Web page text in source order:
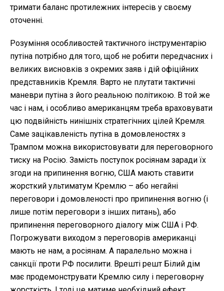
тримати баланс протилежних інтересів у своєму
оточенні.
Розуміння особливостей тактичного інструментарію
путіна потрібно для того, щоб не робити передчасних і
великих висновків з окремих заяв і дій офіційних
представників Кремля. Варто не плутати тактичні
маневри путіна з його реальною політикою. В той же
час і нам, і особливо американцям треба враховувати
цю подвійність нинішніх стратегічних цілей Кремля.
Саме зацікавленість путіна в домовленостях з
Трампом можна використовувати для переговорного
тиску на Росію. Замість поступок росіянам заради їх
згоди на припинення вогню, США мають ставити
жорсткий ультиматум Кремлю – або негайні
переговори і домовленості про припинення вогню (і
лише потім переговори з інших питань), або
припинення переговорного діалогу між США і РФ.
Погрожувати виходом з переговорів американці
мають не нам, а росіянам. А паралельно можна і
санкції проти РФ посилити. Врешті решт Білий дім
має продемонструвати Кремлю силу і переговорну